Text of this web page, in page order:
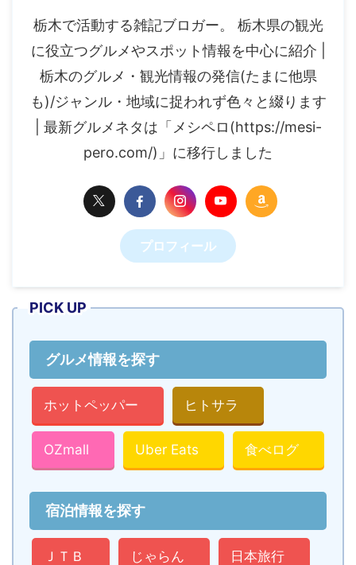
栃木で活動する雑記ブロガー。 栃木県の観光
に役立つグルメやスポット情報を中心に紹介 |
栃木のグルメ・観光情報の発信(たまに他県
も)/ジャンル・地域に捉われず色々と綴ります
| 最新グルメネタは「メシペロ(https://mesi-
pero.com/)」に移行しました
プロフィール
PICK UP
グルメ情報を探す
ホットペッパー ヒトサラ
OZmall Uber Eats 食べログ
宿泊情報を探す
ＪＴＢ じゃらん 日本旅行